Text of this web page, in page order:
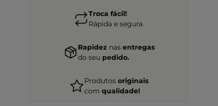
Troca fácil!
Rápida e segura.
Rapidez nas entregas
do seu pedido.
Produtos originais
com qualidade!